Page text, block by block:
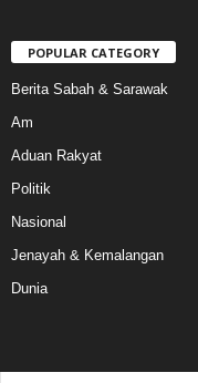
POPULAR CATEGORY
Berita Sabah & Sarawak
Am
Aduan Rakyat
Politik
Nasional
Jenayah & Kemalangan
Dunia